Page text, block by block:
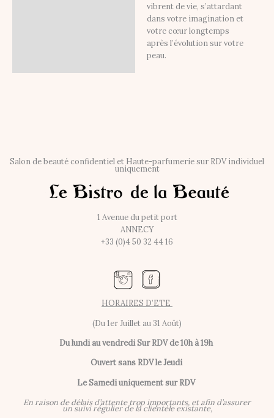
vibrent de vie, s’attardant
dans votre imagination et
votre cœur longtemps
après l’évolution sur votre
peau.
Salon de beauté confidentiel et Haute-parfumerie sur RDV individuel
uniquement
1 Avenue du petit port
ANNECY
+33 (0)4 50 32 44 16
HORAIRES D’ETE
(Du 1er Juillet au 31 Août)
Du lundi au vendrediSur RDV de 10h à 19h
Ouvert sans RDV le Jeudi
Le Samedi uniquement sur RDV
En raison de délais d’attente trop importants, et afin d’assurer
un suivi régulier de la clientèle existante,